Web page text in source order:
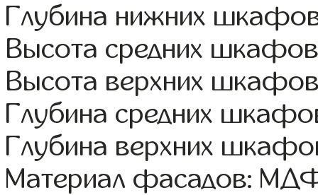
Глубина нижних
Высота средних
Высота верхних
Глубина средних
Глубина верхних
Материал фасадов: